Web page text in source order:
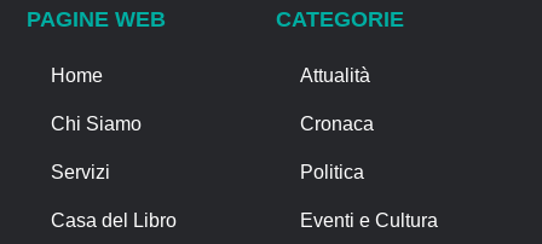
PAGINE WEB
Home
Chi Siamo
Servizi
Casa del Libro
CATEGORIE
Attualità
Cronaca
Politica
Eventi e Cultura